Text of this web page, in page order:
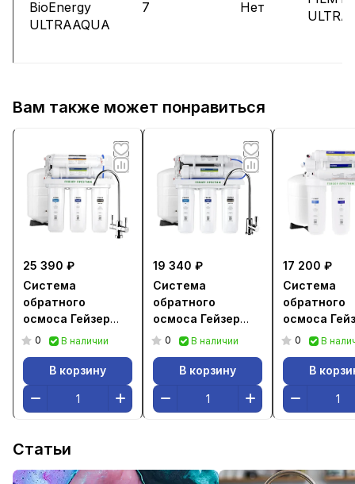
BioEnergy
ULTRAAQUA
7 Нет
Вам также может понравиться
25 390 ₽
Система
обратного
осмоса Гейзер
Престиж ПМ
0 В наличии
В корзину
19 340 ₽
Система
обратного
осмоса Гейзер
Престиж П
0 В наличии
В корзину
17 200 ₽
Система
обратного
осмоса
Престиж М
0 В
В
Статьи